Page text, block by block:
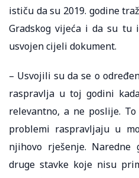
ističu da su 2019. godine
Gradskog vijeća i da su tu
usvojen cijeli dokument.
– Usvojili su da se o
raspravlja u toj godini
relevantno, a ne poslije.
problemi raspravljaju u
njihovo rješenje. Naredne
druge stavke koje nisu